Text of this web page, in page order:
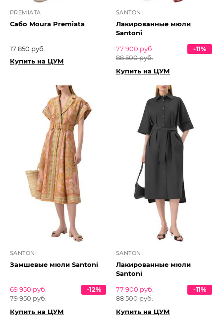
PREMIATA
Сабо Moura Premiata
17 850 руб.
Купить на ЦУМ
SANTONI
Лакированные мюли
Santoni
77 900 руб.
88 500 руб.
-11%
Купить на ЦУМ
SANTONI
Замшевые мюли Santoni
69 950 руб.
79 950 руб.
-12%
Купить на ЦУМ
SANTONI
Лакированные мюли
Santoni
77 900 руб.
88 500 руб.
-11%
Купить на ЦУМ